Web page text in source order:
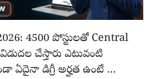
4500 పోస్టులతో Central
చేస్తారు ఎటువంటి
ఏదైనా డిగ్రీ అర్హత ఉంటే …